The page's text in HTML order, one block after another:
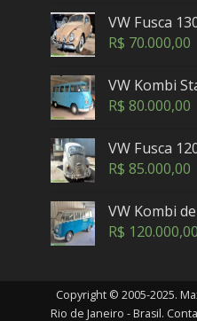
VW Fusca
R$ 70.000,00
VW Kombi
R$ 80.000,00
VW Fusca
R$ 85.000,00
VW Kombi
R$ 120.000,00
Copyright © 2005-2025.
Rio de Janeiro - Brasil.